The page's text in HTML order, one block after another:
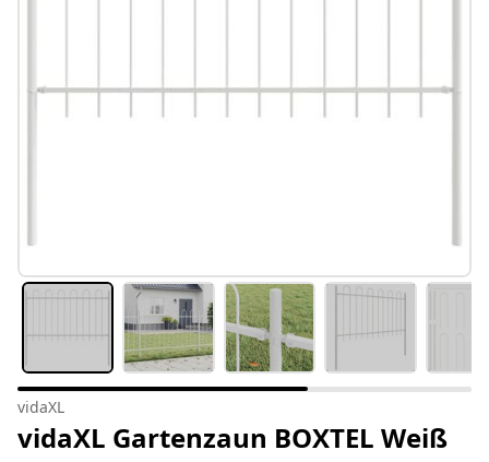
vidaXL
vidaXL Gartenzaun BOXTEL Weiß